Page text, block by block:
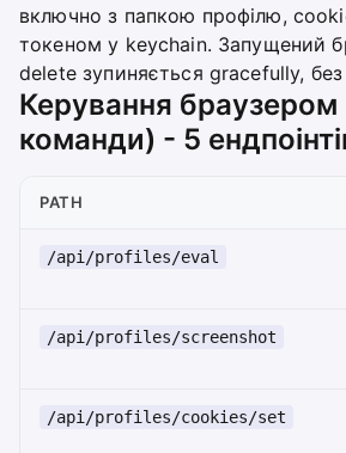
включно з папкою профілю,
токеном у keychain. Запущений
delete зупиняється gracefully,
Керування браузером
команди) - 5
PATH
/api/profiles/eval
/api/profiles/screenshot
/api/profiles/cookies/set